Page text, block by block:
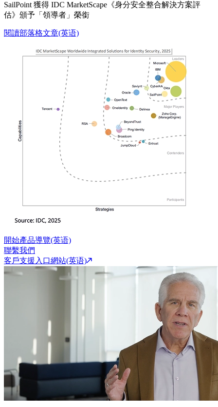
SailPoint 獲得 IDC MarketScape《身分安全整合解決方案評
估》頒予「領導者」榮銜
閱讀部落格文章(英语)
開始產品導覽(英语)
聯繫我們
客戶支援入口網站(英语)